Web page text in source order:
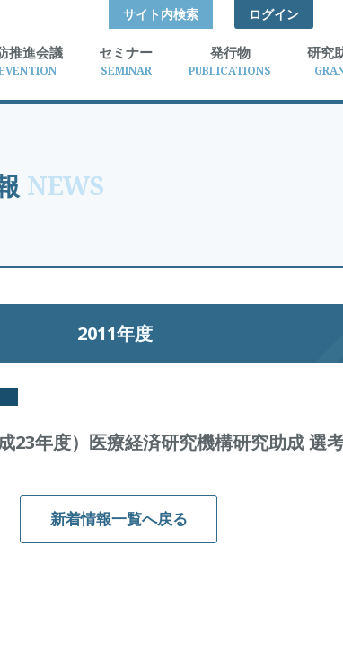
サイト内検索 ログイン
推進会議 セミナー
SEMINAR
発行物
PUBLICATIONS
研究
NEWS
2011年度
年度）医療経済研究機構研究助成 選
新着情報一覧へ戻る